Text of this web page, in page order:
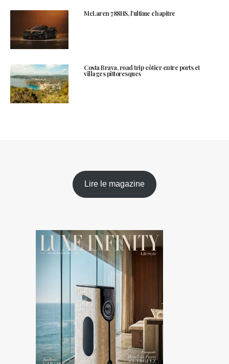
McLaren 788HS, l’ultime chapitre
Costa Brava, road trip côtier entre ports et
villages pittoresques
Lire le magazine